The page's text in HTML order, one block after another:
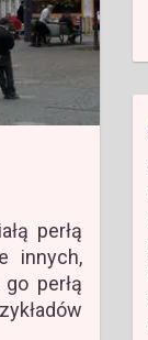
perłą
innych,
perłą